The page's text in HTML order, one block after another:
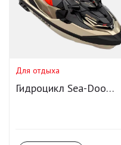
Для отдыха
Гидроцикл Sea-Doo